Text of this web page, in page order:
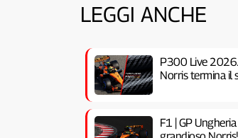
LEGGI ANCHE
P300 Live
Norris termina il
F1 | GP